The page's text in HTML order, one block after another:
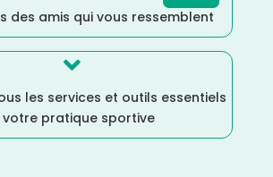
des amis qui vous ressemblent

les services et outils essentiels
votre pratique sportive